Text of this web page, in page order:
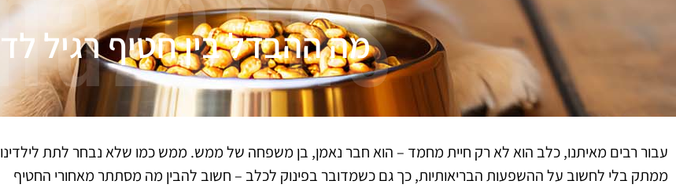
מה ההבדל בין חטיף רגיל
עבור רבים מאיתנו, כלב הוא לא רק חיית מחמד – הוא חבר נאמן, בן משפחה של ממש. ממש כמו שלא נבחר לתת לילדינו
ממתק בלי לחשוב על ההשפעות הבריאותיות, כך גם כשמדובר בפינוק לכלב – חשוב להבין מה מסתתר מאחורי החטיף